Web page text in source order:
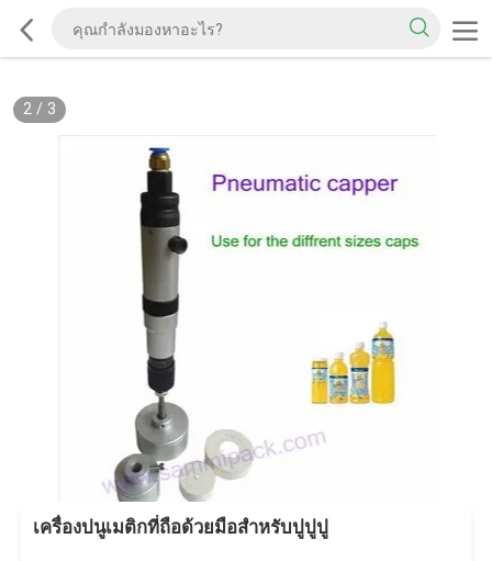
2/ 3
เครื่องปนูเมติกที่ถือด้วยมือสําหรับปูปูปู